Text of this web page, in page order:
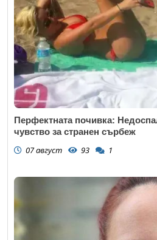
Перфектната почивка:
чувство за странен сърбеж
07 август 93 1